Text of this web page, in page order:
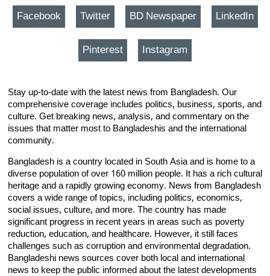
Facebook Twitter BD Newspaper LinkedIn
Pinterest Instagram
Stay up-to-date with the latest news from Bangladesh. Our
comprehensive coverage includes politics, business, sports, and
culture. Get breaking news, analysis, and commentary on the
issues that matter most to Bangladeshis and the international
community.
Bangladesh is a country located in South Asia and is home to a
diverse population of over 160 million people. It has a rich cultural
heritage and a rapidly growing economy. News from Bangladesh
covers a wide range of topics, including politics, economics,
social issues, culture, and more. The country has made
significant progress in recent years in areas such as poverty
reduction, education, and healthcare. However, it still faces
challenges such as corruption and environmental degradation.
Bangladeshi news sources cover both local and international
news to keep the public informed about the latest developments